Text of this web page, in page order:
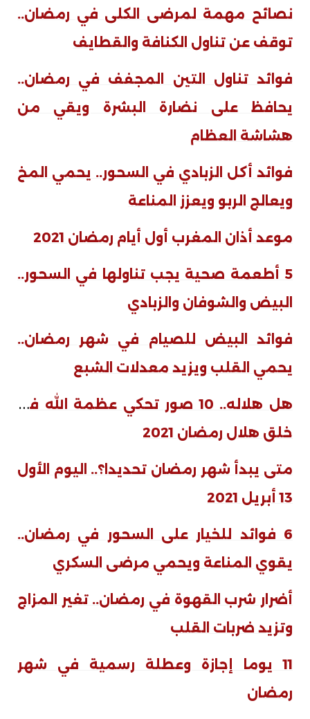
نصائح مهمة لمرضى الكلى في رمضان..
توقف عن تناول الكنافة والقطايف
فوائد تناول التين المجفف في رمضان..
يحافظ على نضارة البشرة ويقي من
هشاشة العظام
فوائد أكل الزبادي في السحور.. يحمي المخ
ويعالج الربو ويعزز المناعة
موعد أذان المغرب أول أيام رمضان 2021
5 أطعمة صحية يجب تناولها في السحور..
البيض والشوفان والزبادي
فوائد البيض للصيام في شهر رمضان..
يحمي القلب ويزيد معدلات الشبع
ه
ل هلاله.. 10 صور تحكي عظمة الله في
خلق هلال رمضان 2021
متى يبدأ شهر رمضان تحديدا؟.. اليوم الأول
13 أبريل 2021
6 فوائد للخيار على السحور في رمضان..
يقوي المناعة ويحمي مرضى السكري
أضرار شرب القهوة في رمضان.. تغير المزاج
وتزيد ضربات القلب
11 يوما إجازة وعطلة رسمية في شهر
رمضان